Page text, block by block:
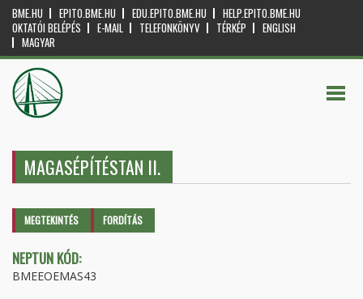
BME.HU EPITO.BME.HU EDU.EPITO.BME.HU
HELP.EPITO.BME.HU
OKTATÓI BELÉPÉS
E-MAIL TELEFONKÖNYV TÉRKÉP
ENGLISH
MAGYAR
MAGASÉPÍTÉSTAN II.
Elsődleges fülek
MEGTEKINTÉS (AKTÍVFORDÍTÁS
NEPTUN KÓD:
BMEEOEMAS43